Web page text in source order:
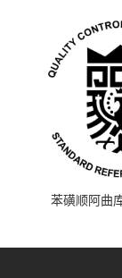
苯磺顺阿曲